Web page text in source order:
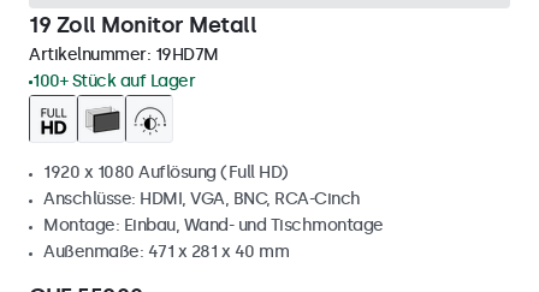
19 Zoll Monitor Metall
Artikelnummer: 19HD7M
100+ Stück auf Lager
1920 x 1080 Auflösung (Full HD)
Anschlüsse: HDMI, VGA, BNC, RCA-Cinch
Montage: Einbau, Wand- und Tischmontage
Außenmaße: 471 x 281 x 40 mm